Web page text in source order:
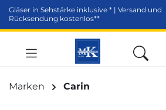
springen
Gläser in Sehstärke inklusive * | Versand und
Rücksendung kostenlos**
Marken Carin